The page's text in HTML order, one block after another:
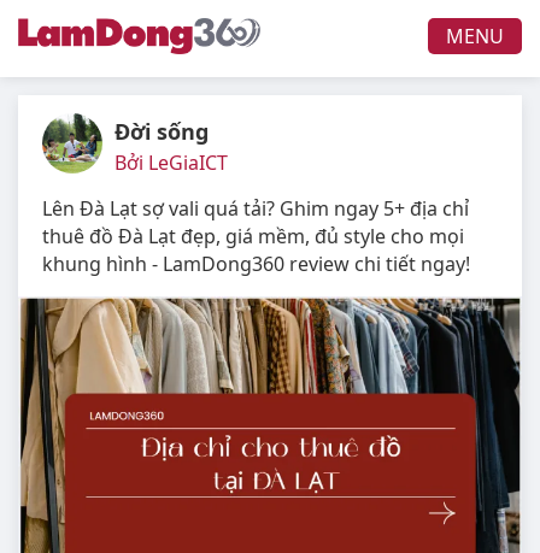
MENU
Đời sống
Bởi LeGiaICT
Lên Đà Lạt sợ vali quá tải? Ghim ngay 5+ địa chỉ
thuê đồ Đà Lạt đẹp, giá mềm, đủ style cho mọi
khung hình - LamDong360 review chi tiết ngay!